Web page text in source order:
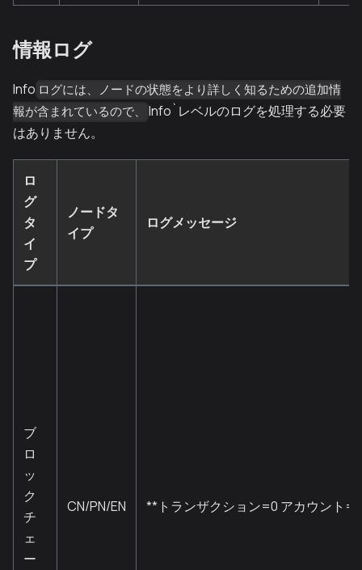
情報ログ
Info ログには、ノードの状態をより詳しく知るための追加情
報が含まれているので、
Info`レベルのログを処理する必要
はありません。
ロ
グ
タ
イ
プ
ノードタ
イプ
ログメッセージ
ブ
ロ
ッ
ク
チ
ェ
ー
CN/PN/EN **トランザクション=0 アカウント=0